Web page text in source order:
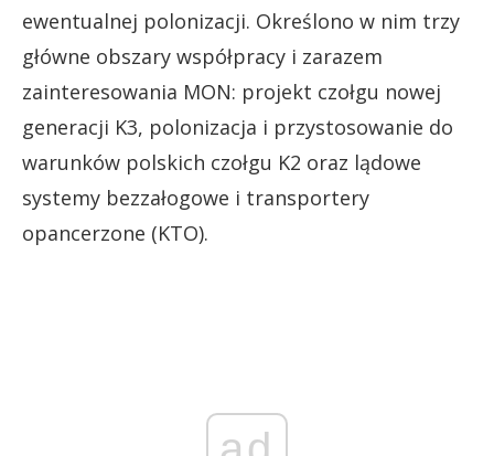
ewentualnej polonizacji. Określono w nim trzy
główne obszary współpracy i zarazem
zainteresowania MON: projekt czołgu nowej
generacji K3, polonizacja i przystosowanie do
warunków polskich czołgu K2 oraz lądowe
systemy bezzałogowe i transportery
opancerzone (KTO).